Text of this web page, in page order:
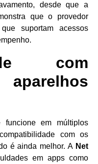
desde que a
que o provedor
suportam acessos
com
em múltiplos
com os
é ainda melhor. A Net
em apps como